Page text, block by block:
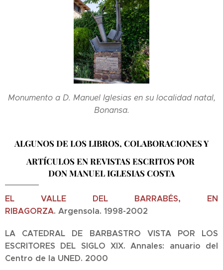
Monumento a D. Manuel Iglesias en su localidad natal,
Bonansa.
ALGUNOS DE LOS LIBROS, COLABORACIONES Y
ARTÍCULOS EN REVISTAS ESCRITOS POR
DON MANUEL IGLESIAS COSTA
EL VALLE DEL BARRABÉS, EN
RIBAGORZA. Argensola. 1998-2002
LA CATEDRAL DE BARBASTRO VISTA POR LOS
ESCRITORES DEL SIGLO XIX.Annales: anuario del
Centro de la UNED. 2000